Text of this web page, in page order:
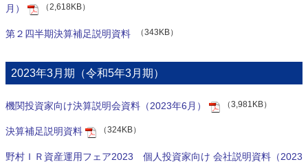
月）
（2,618KB）
第２四半期決算補足説明資料 （343KB）
2023年3月期（令和5年3月期）
機関投資家向け決算説明会資料（2023年6月） （3,981KB）
決算補足説明資料 （324KB）
野村ＩＲ資産運用フェア2023 個人投資家向け 会社説明資料（2023